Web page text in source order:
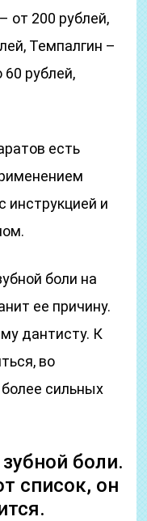
от 200 рублей,
Темпалгин –
60 рублей,
есть
инструкцией и
боли на
ее причину.
дантисту. К
во
сильных
боли.
список, он